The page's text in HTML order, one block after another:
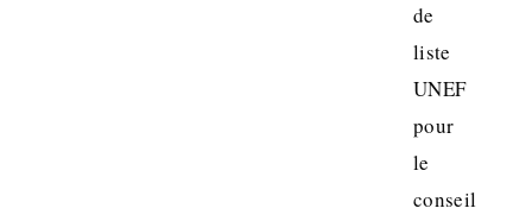
de
liste
UNEF
pour
le
conseil